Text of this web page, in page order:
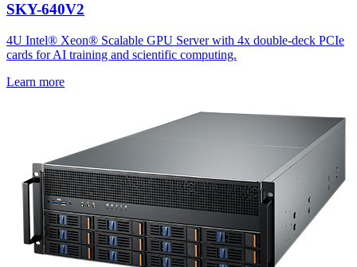
SKY-640V2
4U Intel® Xeon® Scalable GPU Server with 4x double-deck PCIe
cards for AI training and scientific computing.
Learn more